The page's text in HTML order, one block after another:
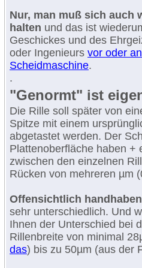
Nur, man muß sich auch
halten und das ist
Geschickes und des
oder Ingenieurs vor oder
Scheidmaschine.
.
"Genormt" ist
Die Rille soll später von
Spitze mit einem
abgetastet werden. Der
Plattenoberfläche haben +
zwischen den einzelnen
Rücken von mehreren µm
Offensichtlich
sehr unterschiedlich. Und
Ihnen der Unterschied bei
Rillenbreite von minimal
das) bis zu 50µm (aus der